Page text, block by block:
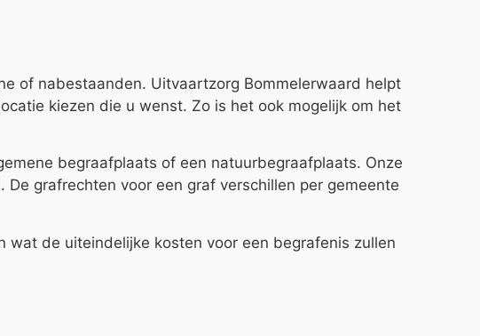
of nabestaanden. Uitvaartzorg Bommelerwaard helpt
kiezen die u wenst. Zo is het ook mogelijk om het
begraafplaats of een natuurbegraafplaats. Onze
grafrechten voor een graf verschillen per gemeente
de uiteindelijke kosten voor een begrafenis zullen